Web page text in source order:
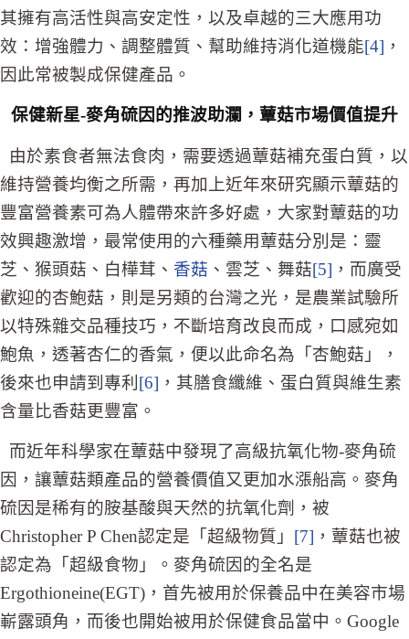
其擁有高活性與高安定性，以及卓越的三大應用功
效：增強體力、調整體質、幫助維持消化道機能[4] ，
因此常被製成保健產品。
保健新星-麥角硫因的推波助瀾，蕈菇市場價值提升
由於素食者無法食肉，需要透過蕈菇補充蛋白質，以
維持營養均衡之所需， 再加上近年來研究顯示蕈菇的
豐富營養素可為人體帶來許多好處，大家對蕈菇的功
效興趣激增，最常使用的六種藥用蕈菇分別是：靈
芝、猴頭菇、白樺茸、 香菇 、雲芝、舞菇[5] ，而廣受
歡迎的杏鮑菇，則是另類的台灣之光，是農業試驗所
以特殊雜交品種技巧，不斷培育改良而成，口感宛如
鮑魚，透著杏仁的香氣，便以此命名為「杏鮑菇」，
後來也申請到專利 [6] ，其膳食纖維、蛋白質與維生素
含量比香菇更豐富。
而近年科學家在蕈菇中發現了高級抗氧化物-麥角硫
因，讓蕈菇類產品的營養價值又更加水漲船高。麥角
硫因是稀有的胺基酸與天然的抗氧化劑，被
Christopher P Chen認定是「超級物質」 [7] ，蕈菇也被
認定為「超級食物」。麥角硫因的全名是
Ergothioneine(EGT)，首先被用於保養品中在美容市場
嶄露頭角，而後也開始被用於保健食品當中。Google